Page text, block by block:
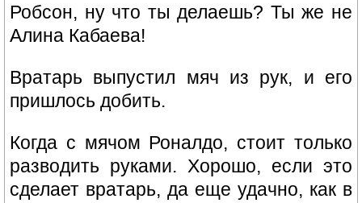
Робсон, ну что ты делаешь? Ты же не
Алина Кабаева!
Вратарь выпустил мяч из рук, и его
пришлось добить.
Когда с мячом Роналдо, стоит только
разводить руками. Хорошо, если это
сделает вратарь, да еще удачно, как в